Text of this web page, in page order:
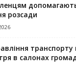
розсади
транспорту
в салонах